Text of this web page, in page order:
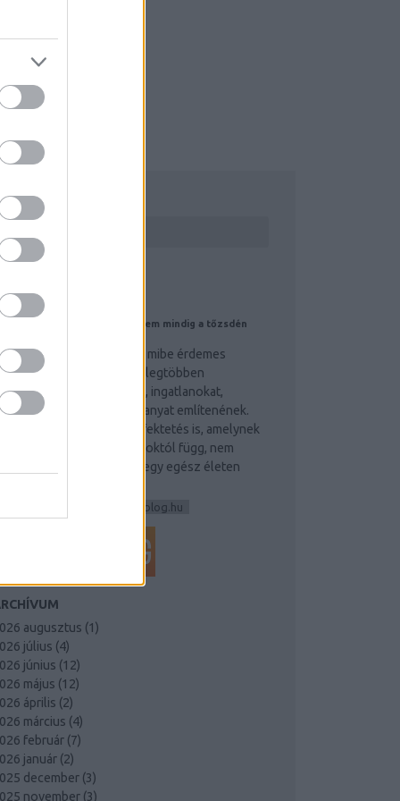
kivitelezés, modern
Prémium minőségű
egyik legjobb befektetés nem mindig a tőzsdén
valaki ma megkérdezné, mibe érdemes
hosszú távon befektetni, a legtöbben
valószínűleg részvényeket, ingatlanokat,
vagy akár aranyat említenének.
Pedig létezik egy olyan befektetés is, amelynek
értéke nem a piaci árfolyamoktól függ, nem
ingadozik nap mint nap, és egy egész életen
exkluzivmagantanarkereso.blog.hu
augusztus (1)
július (4)
június (12)
május (12)
április (2)
március (4)
február (7)
január (2)
december (3)
november (3)